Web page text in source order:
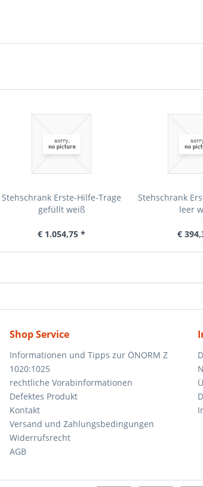
Stehschrank Erste-Hilfe-Trage
gefüllt weiß
€ 1.054,75 *
Stehschrank
leer
€
Shop Service
Informationen und Tipps zur ÖNORM Z
1020:1025
rechtliche Vorabinformationen
Defektes Produkt
Kontakt
Versand und Zahlungsbedingungen
Widerrufsrecht
AGB